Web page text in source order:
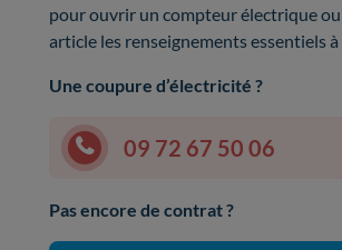
pour ouvrir un compteur électrique
article les renseignements essentiels
Une coupure d’électricité ?
09 72 67 50 06
Pas encore de contrat ?